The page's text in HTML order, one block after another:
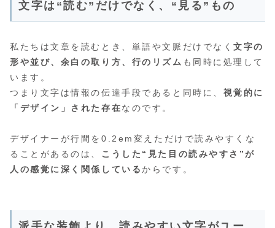
文字は“読む”だけでなく、“見る”もの
私たちは文章を読むとき、単語や文脈だけでなく文字の
形や並び、余白の取り方、行のリズム も同時に処理して
います。
つまり文字は情報の伝達手段であると同時に、 視覚的に
「デザイン」された存在なのです。
デザイナーが行間を0.2em変えただけで読みやすくな
ることがあるのは、 こうした“見た目の読みやすさ”が
人の感覚に深く関係しているからです。